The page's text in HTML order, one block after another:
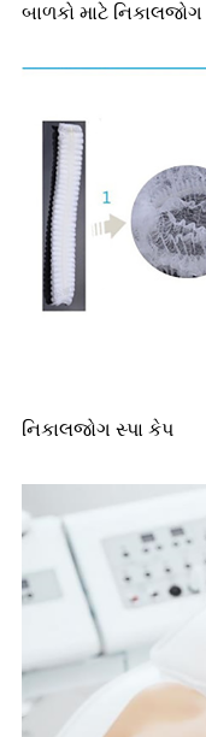
બાળકો માટે
નિકાલજોગ સ્પા કેપ